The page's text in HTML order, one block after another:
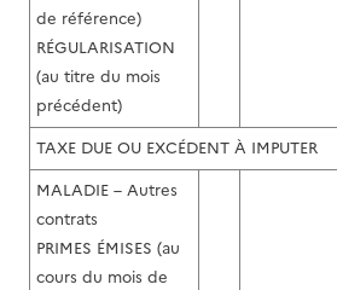
de référence)
RÉGULARISATION
(au titre du mois
précédent)
TAXE DUE OU EXCÉDENT À IMPUTER
MALADIE – Autres
contrats
PRIMES ÉMISES (au
cours du mois de